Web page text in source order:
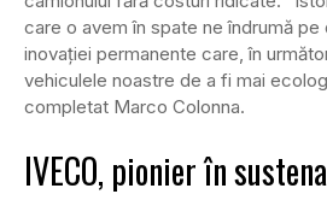
care o avem în spate ne îndrumă pe
inovației permanente care, în
vehiculele noastre de a fi mai
completat Marco Colonna.
IVECO, pionier în